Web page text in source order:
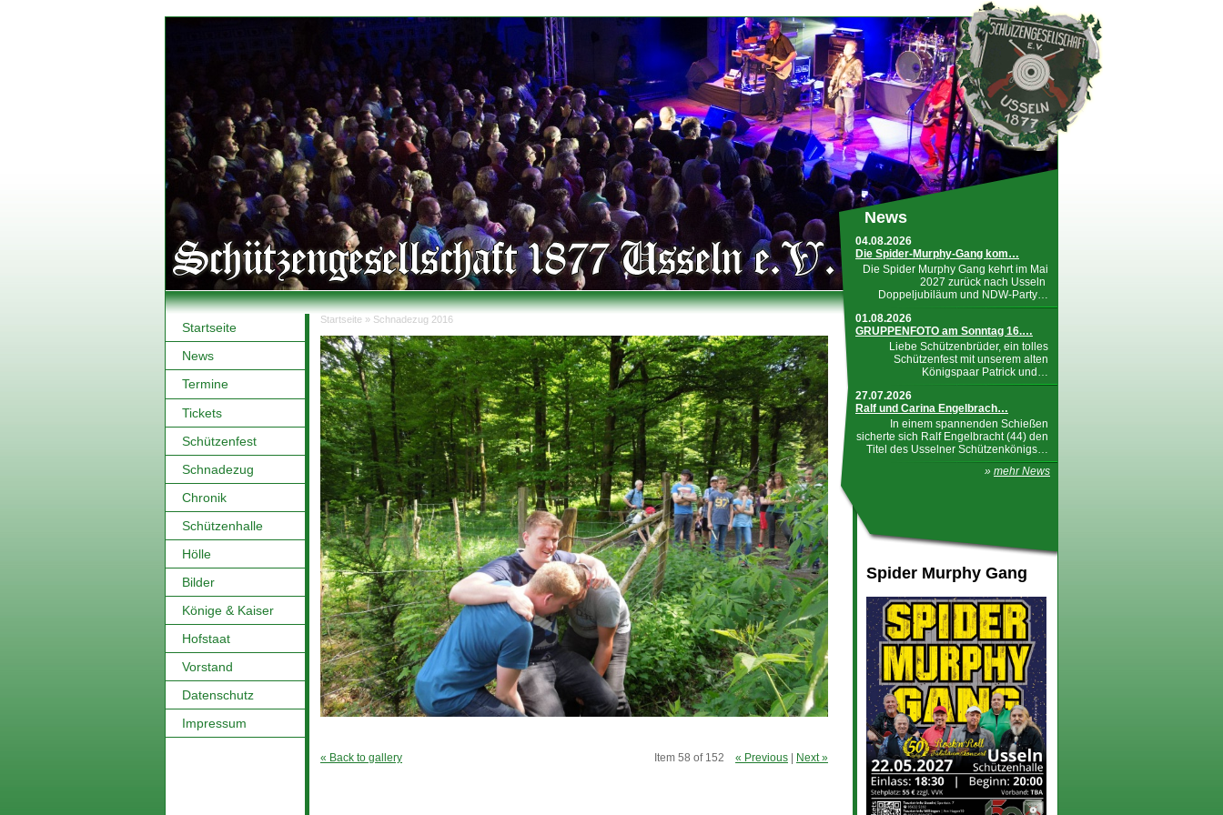
Startseite
News
Termine
Tickets
Schützenfest
Schnadezug
Chronik
Schützenhalle
Hölle
Bilder
Könige & Kaiser
Hofstaat
Vorstand
Datenschutz
Impressum
Sie sind hier
Startseite » Schnadezug 2016
« Back to gallery Item 58 of 152 « Previous | Next »
Spider Murphy Gang
News
04.08.2026
Die Spider-Murphy-Gang kom…
Die Spider Murphy Gang kehrt im Mai
2027 zurück nach Usseln
Doppeljubiläum und NDW-Party…
01.08.2026
GRUPPENFOTO am Sonntag 16.…
Liebe Schützenbrüder, ein tolles
Schützenfest mit unserem alten
Königspaar Patrick und…
27.07.2026
Ralf und Carina Engelbrach…
In einem spannenden Schießen
sicherte sich Ralf Engelbracht (44) den
Titel des Usselner Schützenkönigs…
» mehr News